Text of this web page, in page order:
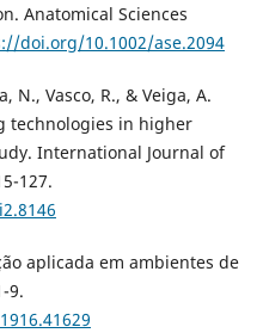
Anatomical Sciences
doi.org/10.1002/ase.2094
N., Vasco, R., & Veiga, A.
technologies in higher
International Journal of
127.
aplicada em ambientes de
9.